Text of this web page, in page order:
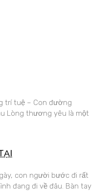
trí tuệ – Con đường
Lòng thương yêu là một
con người bước đi rất
đang đi về đâu. Bàn tay